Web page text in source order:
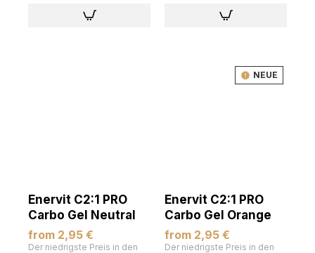
Enervit C2:1 PRO
Carbo Gel Neutral
from 2,95 €
Der niedrigste Preis in den
NEUE
Enervit C2:1 PRO
Carbo Gel Orange
from 2,95 €
Der niedrigste Preis in den